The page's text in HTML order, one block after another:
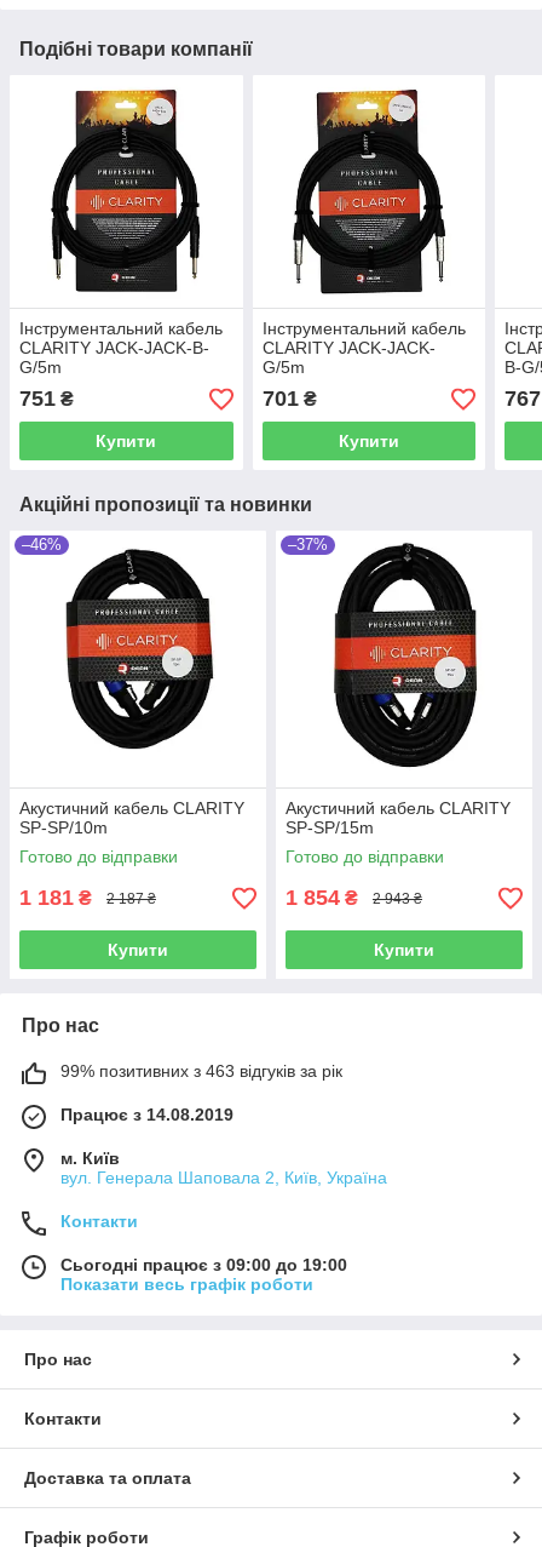
Подібні товари компанії
Інструментальний кабель
CLARITY JACK-JACK-B-
G/5m
751 ₴
Купити
Інструментальний кабель
CLARITY JACK-JACK-
G/5m
701₴
Купити
B-
767
Акційні пропозиції та новинки
–46%
Акустичний кабель CLARITY
SP-SP/10m
Готово до відправки
1 181 ₴ 2 187 ₴
Купити
–37%
Акустичний кабель CLARITY
SP-SP/15m
Готово до відправки
1 854 ₴ 2 943 ₴
Купити
Про нас
99% позитивних з 463 відгуків за рік
Працює з 14.08.2019
м. Київ
вул. Генерала Шаповала 2, Київ, Україна
Контакти
Сьогодні працює з 09:00 до 19:00
Показати весь графік роботи
Про нас
Контакти
Доставка та оплата
Графік роботи